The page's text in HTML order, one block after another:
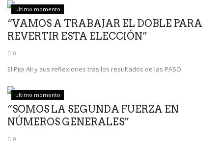
ultimo momento
“VAMOS A TRABAJAR EL DOBLE PARA
REVERTIR ESTA ELECCIÓN”
0
El Pipi Ali y sus reflexiones tras los resultados de las PASO
ultimo momento
“SOMOS LA SEGUNDA FUERZA EN
NÚMEROS GENERALES”
0